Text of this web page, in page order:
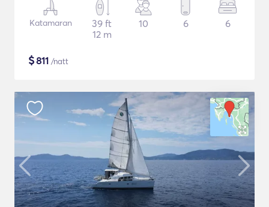
Katamaran
39 ft
12 m
10 6 6
$811 /natt